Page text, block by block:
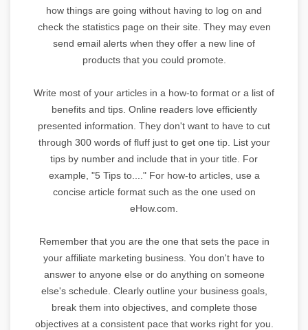
how things are going without having to log on and
check the statistics page on their site. They may even
send email alerts when they offer a new line of
products that you could promote.
Write most of your articles in a how-to format or a list of
benefits and tips. Online readers love efficiently
presented information. They don't want to have to cut
through 300 words of fluff just to get one tip. List your
tips by number and include that in your title. For
example, "5 Tips to...." For how-to articles, use a
concise article format such as the one used on
eHow.com.
Remember that you are the one that sets the pace in
your affiliate marketing business. You don't have to
answer to anyone else or do anything on someone
else's schedule. Clearly outline your business goals,
break them into objectives, and complete those
objectives at a consistent pace that works right for you.